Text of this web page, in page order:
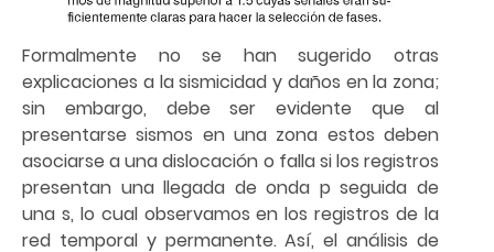
Formalmente no se han sugerido otras
explicaciones a la sismicidad y daños en la zona;
sin embargo, debe ser evidente que al
presentarse sismos en una zona estos deben
asociarse a una dislocación o falla si los registros
presentan una llegada de onda p seguida de
una s, lo cual observamos en los registros de la
red temporal y permanente. Así, el análisis de